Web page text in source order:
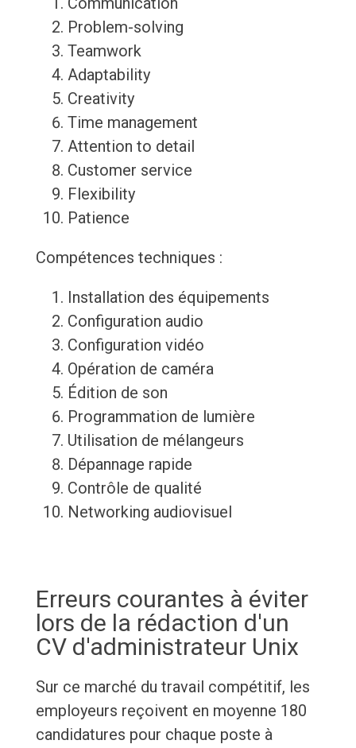
Problem-solving
Teamwork
Adaptability
Creativity
Time management
Attention to detail
Customer service
Flexibility
Patience
Compétences techniques :
Installation des équipements
Configuration audio
Configuration vidéo
Opération de caméra
Édition de son
Programmation de lumière
Utilisation de mélangeurs
Dépannage rapide
Contrôle de qualité
Networking audiovisuel
Erreurs courantes à éviter
lors de la rédaction d'un
CV d'administrateur Unix
Sur ce marché du travail compétitif, les
employeurs reçoivent en moyenne 180
candidatures pour chaque poste à